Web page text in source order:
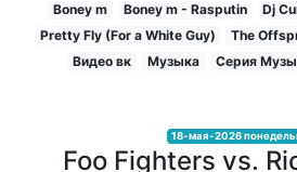
Boney m Boney m - Rasputin Dj
Pretty Fly (For a White Guy)
The
Видео вк
Музыка Серия
18-мая-2026
Foo Fighters vs.